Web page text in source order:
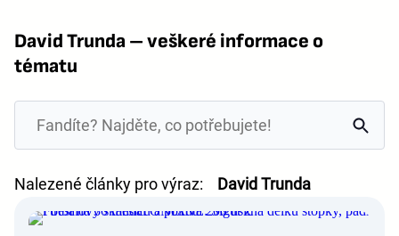
David Trunda – veškeré informace o
tématu
Nalezené články pro výraz: David Trunda